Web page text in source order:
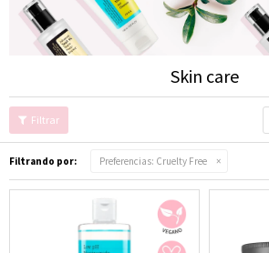
Skin care
Filtrando por: Preferencias: Cruelty Free